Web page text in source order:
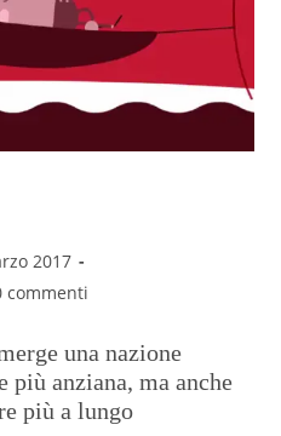
2017
commenti
una nazione
più anziana, ma anche
più a lungo